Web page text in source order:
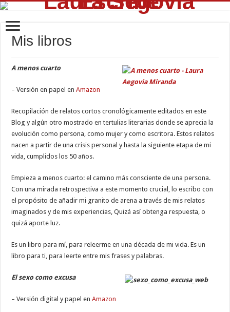
Mis libros
A menos cuarto
– Versión en papel enAmazon
Recopilación de relatos cortos cronológicamente editados en este
Blog y algún otro mostrado en tertulias literarias donde se aprecia la
evolución como persona, como mujer y como escritora. Estos relatos
nacen a partir de una crisis personal y hasta la siguiente etapa de mi
vida, cumplidos los 50 años.
Empieza a menos cuarto: el camino más consciente de una persona.
Con una mirada retrospectiva a este momento crucial, lo escribo con
el propósito de añadir mi granito de arena a través de mis relatos
imaginados y de mis experiencias, Quizá así obtenga respuesta, o
quizá aporte luz.
Es un libro para mí, para releerme en una década de mi vida. Es un
libro para ti, para leerte entre mis frases y palabras.
El sexo como excusa
– Versión digital y papel enAmazon